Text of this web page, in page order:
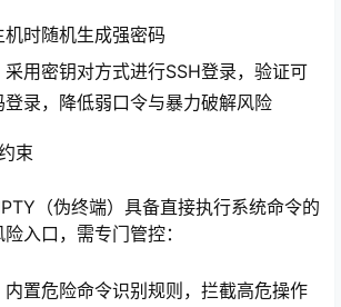
时随机生成强密码
采用密钥对方式进行SSH登录，验证可
登录，降低弱口令与暴力破解风险
束
（伪终端）具备直接执行系统命令的
入口，需专门管控：
置危险命令识别规则，拦截高危操作